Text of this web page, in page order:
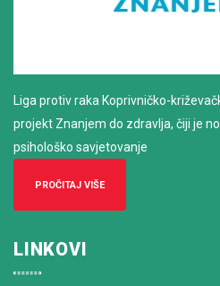
Liga protiv raka Koprivničko-
projekt Znanjem do zdravlja, čiji je
psihološko savjetovanje
PROČITAJ VIŠE
LINKOVI